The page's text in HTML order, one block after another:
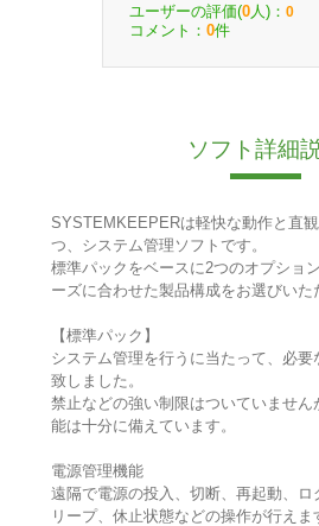
ユーザーの評価(0 人)： 0
コメント： 0件
ソフト詳細
SYSTEMKEEPERは軽快な動作と直
つ、システム管理ソフトです。
標準パックをベースに2つのオプショ
ーズに合わせた製品構成をお選びいた
【標準パック】
システム管理を行うに当たって、必
致しました。
禁止などの強い制限はついていません
能は十分に備えています。
電源管理機能
遠隔で電源の投入、切断、再起動、ロ
リープ、休止状態などの操作が行えま